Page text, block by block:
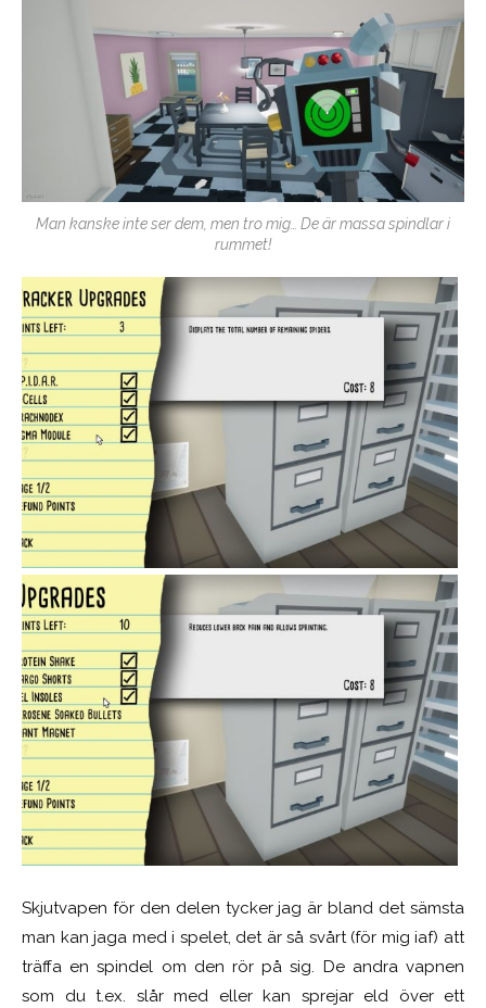
Man kanske inte ser dem, men tro mig… De är massa spindlar i
rummet!
Skjutvapen för den delen tycker jag är bland det sämsta
man kan jaga med i spelet, det är så svårt (för mig iaf) att
träffa en spindel om den rör på sig. De andra vapnen
som du t.ex. slår med eller kan sprejar eld över ett